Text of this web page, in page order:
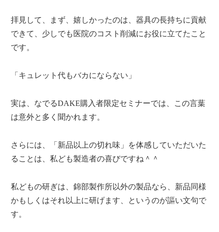
拝見して、まず、嬉しかったのは、器具の長持ちに貢献
できて、少しでも医院のコスト削減にお役に立てたこと
です。
「キュレット代もバカにならない」
実は、なでるDAKE購入者限定セミナーでは、この言葉
は意外と多く聞かれます。
さらには、「新品以上の切れ味」を体感していただいた
ることは、私ども製造者の喜びですね＾＾
私どもの研ぎは、錦部製作所以外の製品なら、新品同様
かもしくはそれ以上に研げます、というのが謳い文句で
す。